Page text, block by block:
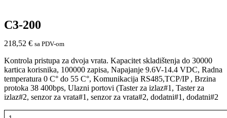
C3-200
218,52 € sa PDV-om
Kontrola pristupa za dvoja vrata. Kapacitet skladištenja do 30000
kartica korisnika, 100000 zapisa, Napajanje 9.6V-14.4 VDC, Radna
temperatura 0 C° do 55 C°, Komunikacija RS485,TCP/IP , Brzina
protoka 38 400bps, Ulazni portovi (Taster za izlaz#1, Taster za
izlaz#2, senzor za vrata#1, senzor za vrata#2, dodatni#1, dodatni#2
C3-